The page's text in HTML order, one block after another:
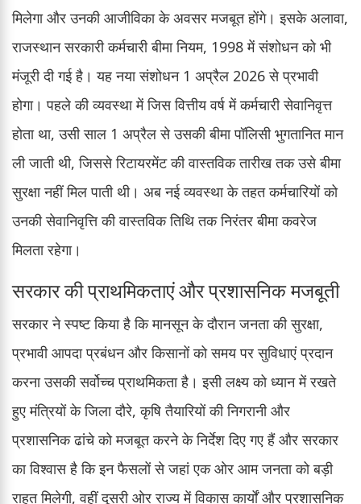
मिलेगा और उनकी आजीविका के अवसर मजबूत होंगे। इसके अलावा,
राजस्थान सरकारी कर्मचारी बीमा नियम, 1998 में संशोधन को भी
मंजूरी दी गई है। यह नया संशोधन 1 अप्रैल 2026 से प्रभावी
होगा। पहले की व्यवस्था में जिस वित्तीय वर्ष में कर्मचारी सेवानिवृत्त
होता था, उसी साल 1 अप्रैल से उसकी बीमा पॉलिसी भुगतानित मान
ली जाती थी, जिससे रिटायरमेंट की वास्तविक तारीख तक उसे बीमा
सुरक्षा नहीं मिल पाती थी। अब नई व्यवस्था के तहत कर्मचारियों को
उनकी सेवानिवृत्ति की वास्तविक तिथि तक निरंतर बीमा कवरेज
मिलता रहेगा।
सरकार की प्राथमिकताएं और प्रशासनिक मजबूती
सरकार ने स्पष्ट किया है कि मानसून के दौरान जनता की सुरक्षा,
प्रभावी आपदा प्रबंधन और किसानों को समय पर सुविधाएं प्रदान
करना उसकी सर्वोच्च प्राथमिकता है। इसी लक्ष्य को ध्यान में रखते
हुए मंत्रियों के जिला दौरे, कृषि तैयारियों की निगरानी और
प्रशासनिक ढांचे को मजबूत करने के निर्देश दिए गए हैं और सरकार
का विश्वास है कि इन फैसलों से जहां एक ओर आम जनता को बड़ी
राहत मिलेगी, वहीं दूसरी ओर राज्य में विकास कार्यों और प्रशासनिक